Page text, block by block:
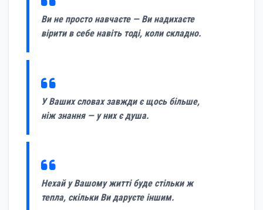
Ви не просто навчаєте — Ви надихаєте
вірити в себе навіть тоді, коли складно.
У Ваших словах завжди є щось більше,
ніж знання — у них є душа.
Нехай у Вашому житті буде стільки ж
тепла, скільки Ви даруєте іншим.